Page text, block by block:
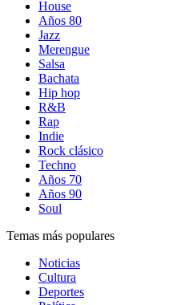
House
Años 80
Jazz
Merengue
Salsa
Bachata
Hip hop
R&B
Rap
Indie
Rock clásico
Techno
Años 70
Años 90
Soul
Temas más populares
Noticias
Cultura
Deportes